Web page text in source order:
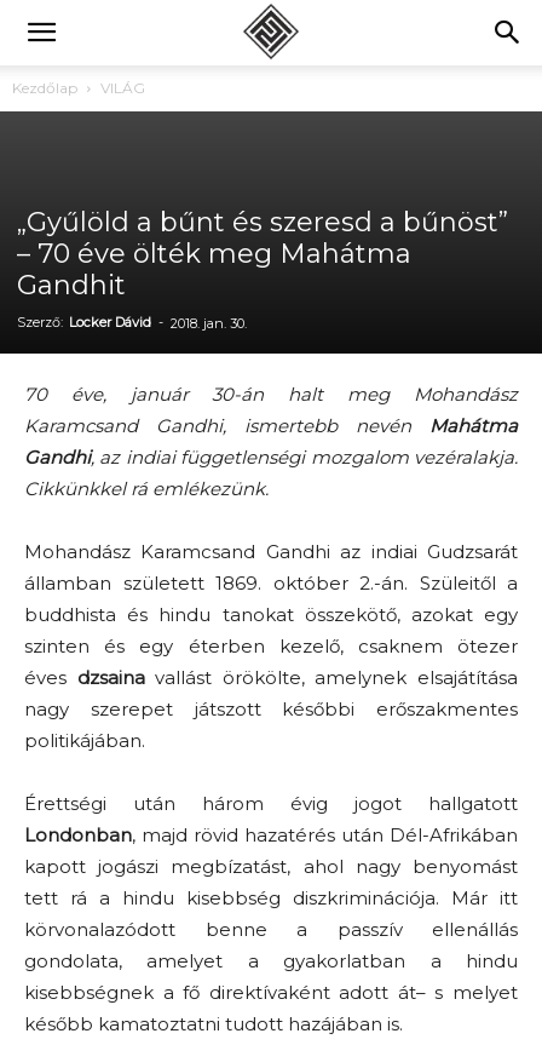
Kezdőlap VILÁG
„Gyűlöld a bűnt és szeresd a bűnöst”
– 70 éve ölték meg Mahátma
Gandhit
Szerző: Locker Dávid - 2018. jan. 30.
70 éve, január 30-án halt meg Mohandász
Karamcsand Gandhi, ismertebb nevén Mahátma
Gandhi, az indiai függetlenségi mozgalom vezéralakja.
Cikkünkkel rá emlékezünk.
Mohandász Karamcsand Gandhi az indiai Gudzsarát
államban született 1869. október 2.-án. Szüleitől a
buddhista és hindu tanokat összekötő, azokat egy
szinten és egy éterben kezelő, csaknem ötezer
éves dzsainavallást örökölte, amelynek elsajátítása
nagy szerepet játszott későbbi erőszakmentes
politikájában.
Érettségi után három évig jogot hallgatott
Londonban, majd rövid hazatérés után Dél-Afrikában
kapott jogászi megbízatást, ahol nagy benyomást
tett rá a hindu kisebbség diszkriminációja. Már itt
körvonalazódott benne a passzív ellenállás
gondolata, amelyet a gyakorlatban a hindu
kisebbségnek a fő direktívaként adott át– s melyet
később kamatoztatni tudott hazájában is.